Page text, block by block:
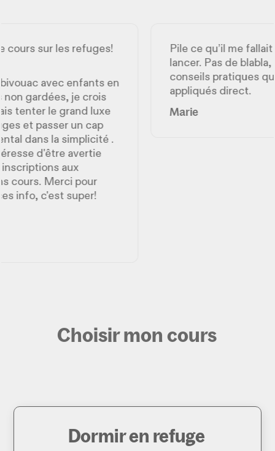
Pile ce qu’il me fallait pour me
lancer. Pas de blabla, que des
conseils pratiques que j’ai
appliqués direct.
Marie
Choisir mon cours
Dormir en refuge